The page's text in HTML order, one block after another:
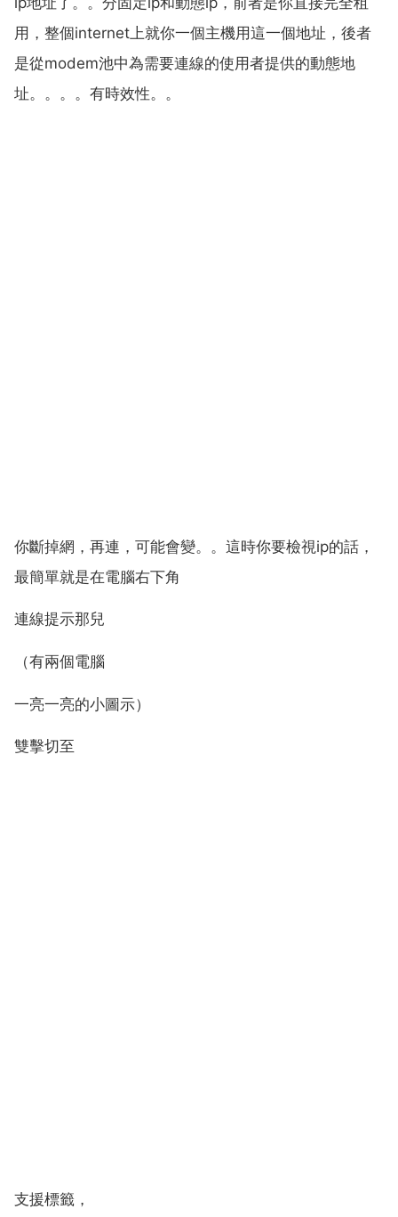
用，整個internet上就你一個主機用這一個地址，後者
是從modem池中為需要連線的使用者提供的動態地
址。。。。有時效性。。
你斷掉網，再連，可能會變。。這時你要檢視ip的話，
最簡單就是在電腦右下角
連線提示那兒
（有兩個電腦
一亮一亮的小圖示）
雙擊切至
支援標籤，